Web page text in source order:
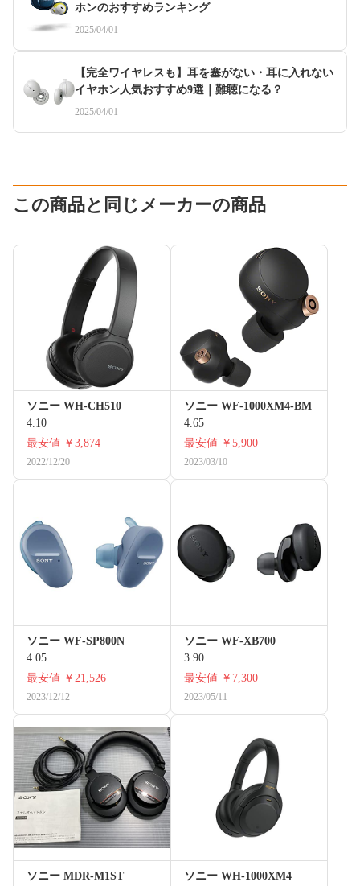
ホンのおすすめランキング
2025/04/01
【完全ワイヤレスも】耳を塞がない・耳に入れない
イヤホン人気おすすめ9選｜難聴になる？
2025/04/01
この商品と同じメーカーの商品
ソニー WH-CH510
4.10
最安値 ￥3,874
2022/12/20
ソニー WF-1000XM4-BM
4.65
最安値 ￥5,900
2023/03/10
ソニー WF-SP800N
4.05
最安値 ￥21,526
2023/12/12
ソニー WF-XB700
3.90
最安値 ￥7,300
2023/05/11
ソニー MDR-M1ST ソニー WH-1000XM4